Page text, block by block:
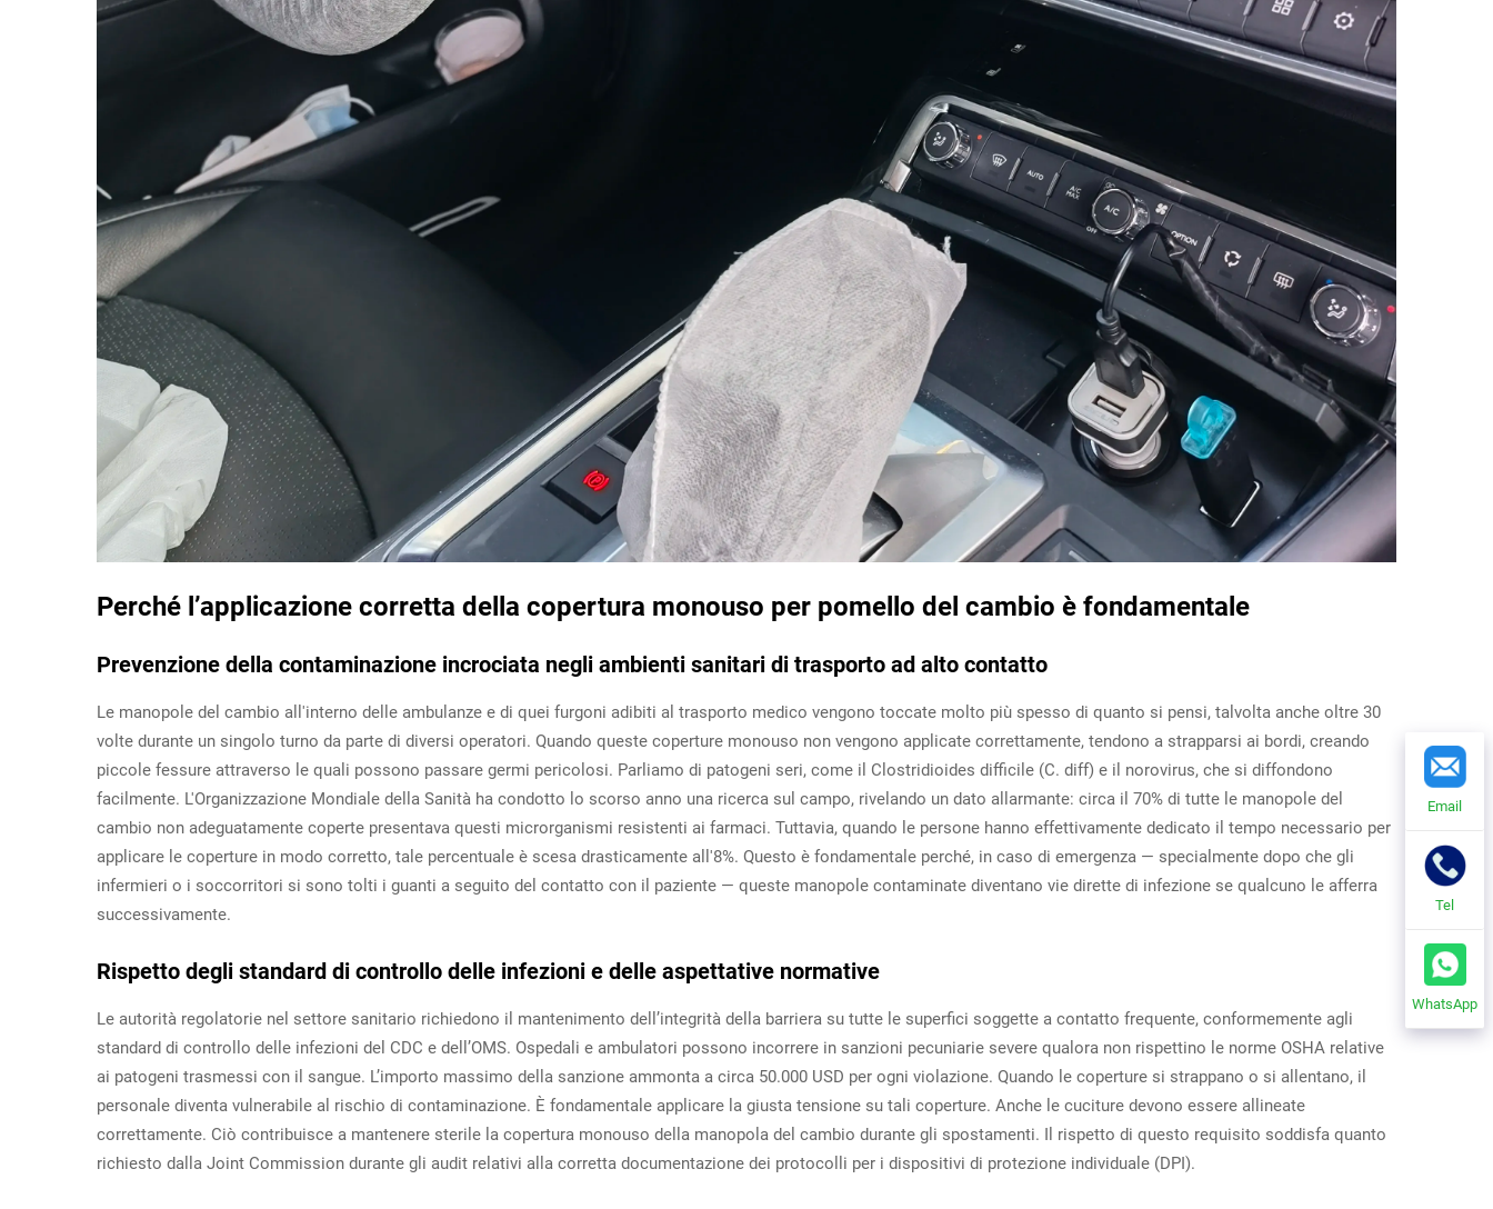
Perché l’applicazione corretta della copertura monouso per pomello del cambio è fondamentale
Prevenzione della contaminazione incrociata negli ambienti sanitari di trasporto ad alto contatto
Le manopole del cambio all'interno delle ambulanze e di quei furgoni adibiti al trasporto medico vengono toccate molto più spesso di quanto si pensi, talvolta anche oltre 30
volte durante un singolo turno da parte di diversi operatori. Quando queste coperture monouso non vengono applicate correttamente, tendono a strapparsi ai bordi, creando
piccole fessure attraverso le quali possono passare germi pericolosi. Parliamo di patogeni seri, come il Clostridioides difficile (C. diff) e il norovirus, che si diffondono
facilmente. L'Organizzazione Mondiale della Sanità ha condotto lo scorso anno una ricerca sul campo, rivelando un dato allarmante: circa il 70% di tutte le manopole del
cambio non adeguatamente coperte presentava questi microrganismi resistenti ai farmaci. Tuttavia, quando le persone hanno effettivamente dedicato il tempo necessario per
applicare le coperture in modo corretto, tale percentuale è scesa drasticamente all'8%. Questo è fondamentale perché, in caso di emergenza — specialmente dopo che gli
infermieri o i soccorritori si sono tolti i guanti a seguito del contatto con il paziente — queste manopole contaminate diventano vie dirette di infezione se qualcuno le afferra
successivamente.
Rispetto degli standard di controllo delle infezioni e delle aspettative normative
Le autorità regolatorie nel settore sanitario richiedono il mantenimento dell’integrità della barriera su tutte le superfici soggette a contatto frequente, conformemente agli
standard di controllo delle infezioni del CDC e dell’OMS. Ospedali e ambulatori possono incorrere in sanzioni pecuniarie severe qualora non rispettino le norme OSHA relative
ai patogeni trasmessi con il sangue. L’importo massimo della sanzione ammonta a circa 50.000 USD per ogni violazione. Quando le coperture si strappano o si allentano, il
personale diventa vulnerabile al rischio di contaminazione. È fondamentale applicare la giusta tensione su tali coperture. Anche le cuciture devono essere allineate
correttamente. Ciò contribuisce a mantenere sterile la copertura monouso della manopola del cambio durante gli spostamenti. Il rispetto di questo requisito soddisfa quanto
richiesto dalla Joint Commission durante gli audit relativi alla corretta documentazione dei protocolli per i dispositivi di protezione individuale (DPI).
Email
Tel
WhatsApp